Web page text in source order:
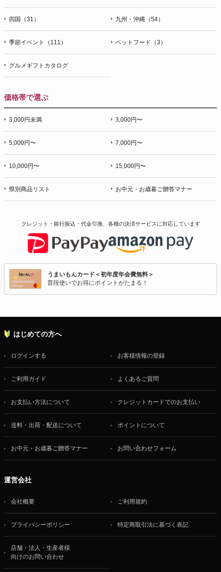
四国（31） 九州・沖縄（54）
季節イベント（111） ペットフード（3）
グルメギフトカタログ
価格帯で選ぶ
3,000円未満 3,000円〜
5,000円〜 7,000円〜
10,000円〜 15,000円〜
県別商品リスト お中元・お歳暮ご贈答マナー
クレジット・銀行振込・代金引換、各種の決済サービスに対応しています
うまいもんカード＜初年度年会費無料＞
普段使いでお得にポイントがたまる！
はじめての方へ
ログインする お客様情報の登録
ご利用ガイド よくあるご質問
お支払い方法について クレジットカードでのお支払い
送料・出荷・配送について ポイントについて
お中元・お歳暮ご贈答マナー お問い合わせフォーム
運営会社
会社概要 ご利用規約
プライバシーポリシー 特定商取引法に基づく表記
店舗・法人・生産者様
向けのお問い合わせ